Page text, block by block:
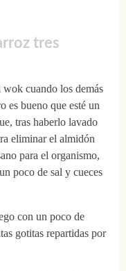
tres
cuando los demás
es bueno que esté un
tras haberlo lavado
eliminar el almidón
para el organismo,
poco de sal y cueces
con un poco de
gotitas repartidas por